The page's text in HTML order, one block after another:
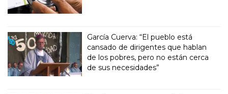
García Cuerva: “El pueblo está
cansado de dirigentes que hablan
de los pobres, pero no están cerca
de sus necesidades”